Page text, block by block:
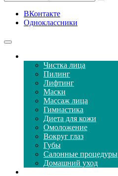
ВКонтакте
Одноклассники
Чистка лица
Пилинг
Лифтинг
Маски
Массаж лица
Гимнастика
Диета для кожи
Омоложение
Вокруг глаз
Губы
Салонные процедуры
Домашний уход